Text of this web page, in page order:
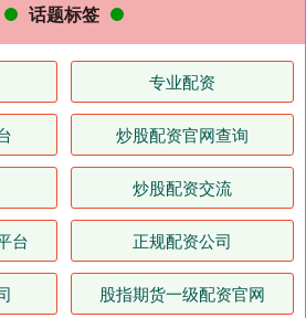
话题标签
专业配资
炒股配资官网查询
炒股配资交流
台 正规配资公司
股指期货一级配资官网